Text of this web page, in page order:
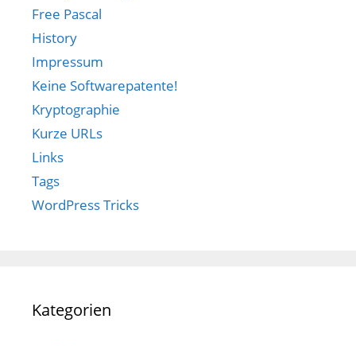
Free Pascal
History
Impressum
Keine Softwarepatente!
Kryptographie
Kurze URLs
Links
Tags
WordPress Tricks
Kategorien